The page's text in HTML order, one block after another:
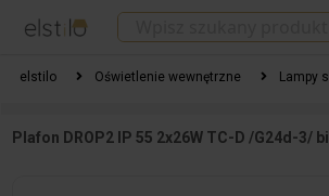
elstilo Oświetlenie wewnętrzne Lampy
Plafon DROP2 IP 55 2x26W TC-D /G24d-3/